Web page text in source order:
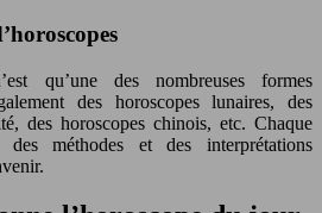
qu’une des nombreuses formes
des horoscopes lunaires, des
des horoscopes chinois, etc. Chaque
des méthodes et des interprétations